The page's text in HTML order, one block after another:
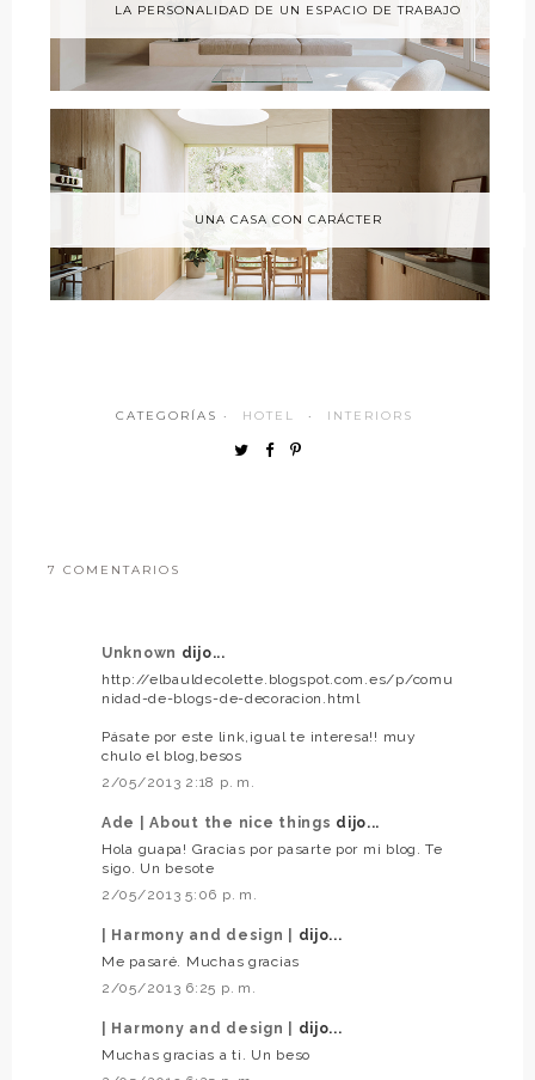
LA PERSONALIDAD DE UN ESPACIO DE TRABAJO
UNA CASA CON CARÁCTER
CATEGORÍAS · HOTEL · INTERIORS
7 COMENTARIOS
Unknown dijo...
http://elbauldecolette.blogspot.com.es/p/comu
nidad-de-blogs-de-decoracion.html
Pásate por este link,igual te interesa!! muy
chulo el blog,besos
2/05/2013 2:18 p. m.
Ade | About the nice things dijo...
Hola guapa! Gracias por pasarte por mi blog. Te
sigo. Un besote
2/05/2013 5:06 p. m.
| Harmony and design |
dijo...
Me pasaré. Muchas gracias
2/05/2013 6:25 p. m.
| Harmony and design |
dijo...
Muchas gracias a ti. Un beso